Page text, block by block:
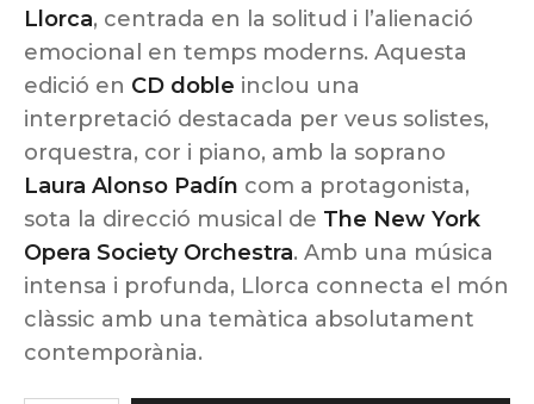
Llorca, centrada en la solitud i l’alienació
emocional en temps moderns. Aquesta
edició en CD doble inclou una
interpretació destacada per veus solistes,
orquestra, cor i piano, amb la soprano
Laura Alonso Padín com a protagonista,
sota la direcció musical de The New York
Opera Society Orchestra. Amb una música
intensa i profunda, Llorca connecta el món
clàssic amb una temàtica absolutament
contemporània.